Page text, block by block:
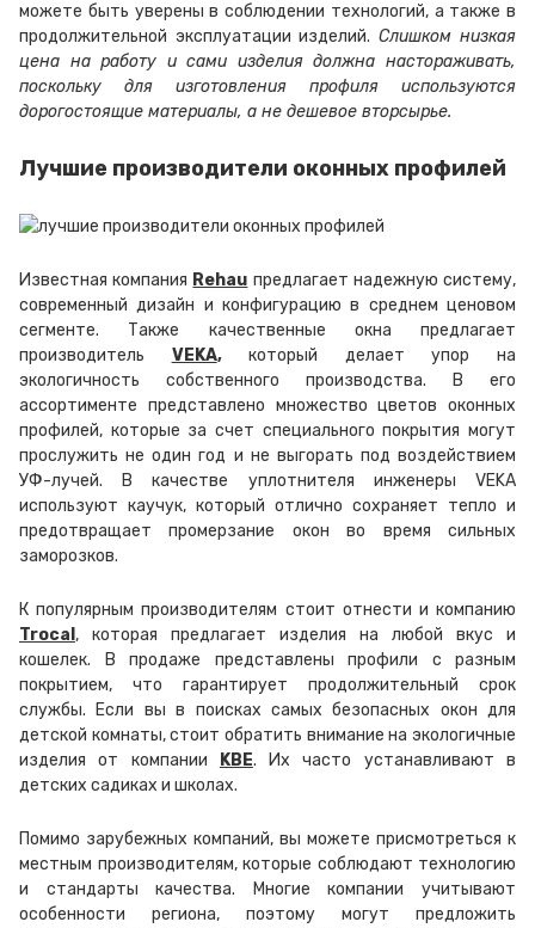
можете быть уверены в соблюдении технологий, а также в
продолжительной эксплуатации изделий. Слишком низкая
цена на работу и сами изделия должна настораживать,
поскольку для изготовления профиля используются
дорогостоящие материалы, а не дешевое вторсырье.
Лучшие производители оконных профилей
Известная компания Rehau предлагает надежную систему,
современный дизайн и конфигурацию в среднем ценовом
сегменте. Также качественные окна предлагает
производитель VEKA,который делает упор на
экологичность собственного производства. В его
ассортименте представлено множество цветов оконных
профилей, которые за счет специального покрытия могут
прослужить не один год и не выгорать под воздействием
УФ-лучей. В качестве уплотнителя инженеры VEKA
используют каучук, который отлично сохраняет тепло и
предотвращает промерзание окон во время сильных
заморозков.
К популярным производителям стоит отнести и компанию
Trocal , которая предлагает изделия на любой вкус и
кошелек. В продаже представлены профили с разным
покрытием, что гарантирует продолжительный срок
службы. Если вы в поисках самых безопасных окон для
детской комнаты, стоит обратить внимание на экологичные
изделия от компании
KBE. Их часто устанавливают в
детских садиках и школах.
Помимо зарубежных компаний, вы можете присмотреться к
местным производителям, которые соблюдают технологию
и стандарты качества. Многие компании учитывают
особенности региона, поэтому могут предложить